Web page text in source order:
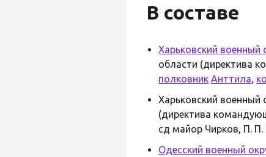
В составе
Харьковский военный
области (директива
полковник Анттила,
Харьковский военный
(директива
сд майор Чирков, П.
Одесский военный